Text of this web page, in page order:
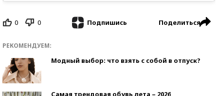
0 0 Подпишись Поделиться
РЕКОМЕНДУЕМ:
Модный выбор: что взять с собой в отпуск?
Самая трендовая обувь лета – 2026